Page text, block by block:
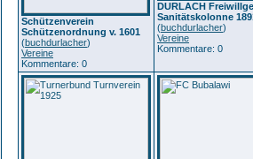
Schützenverein
Schützenordnung v. 1601
(buchdurlacher)
Vereine
Kommentare: 0
DURLACH Freiwillge
Sanitätskolonne
(buchdurlacher)
Vereine
Kommentare: 0